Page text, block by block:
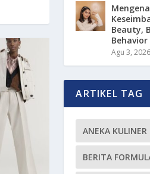
Beauty,
Behavior
Agu 3, 2026
ARTIKEL TAG
ANEKA KULINER
BERITA